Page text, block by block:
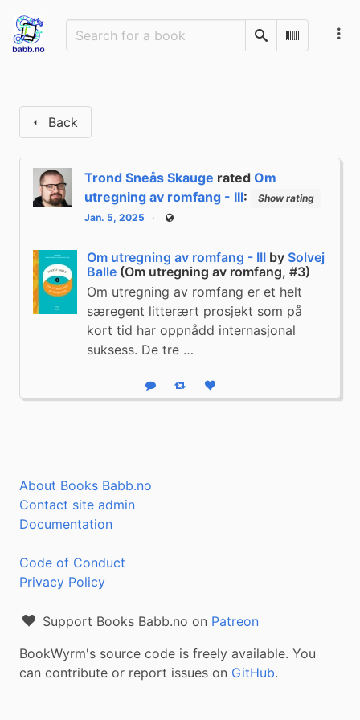
SearchScan
Back
Trond Sneås Skauge rated Om
utregning av romfang - III:
Show rating
Jan. 5, 2025
Public
Om utregning av romfang - III by Solvej
Balle (Om utregning av romfang, #3)
Om utregning av romfang er et helt
særegent litterært prosjekt som på
kort tid har oppnådd internasjonal
suksess. De tre …
Reply Boost statusLike status
About Books Babb.no
Contact site admin
Documentation
Code of Conduct
Privacy Policy
Support Books Babb.no on Patreon
BookWyrm's source code is freely available. You
can contribute or report issues on GitHub.